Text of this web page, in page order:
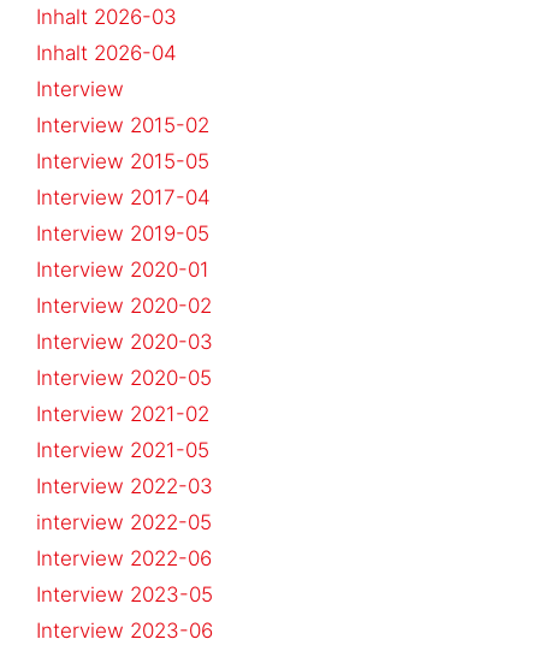
Inhalt 2026-03
Inhalt 2026-04
Interview
Interview 2015-02
Interview 2015-05
Interview 2017-04
Interview 2019-05
Interview 2020-01
Interview 2020-02
Interview 2020-03
Interview 2020-05
Interview 2021-02
Interview 2021-05
Interview 2022-03
interview 2022-05
Interview 2022-06
Interview 2023-05
Interview 2023-06